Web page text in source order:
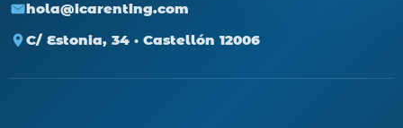
hola@icarenting.com
C/ Estonia, 34 · Castellón 12006